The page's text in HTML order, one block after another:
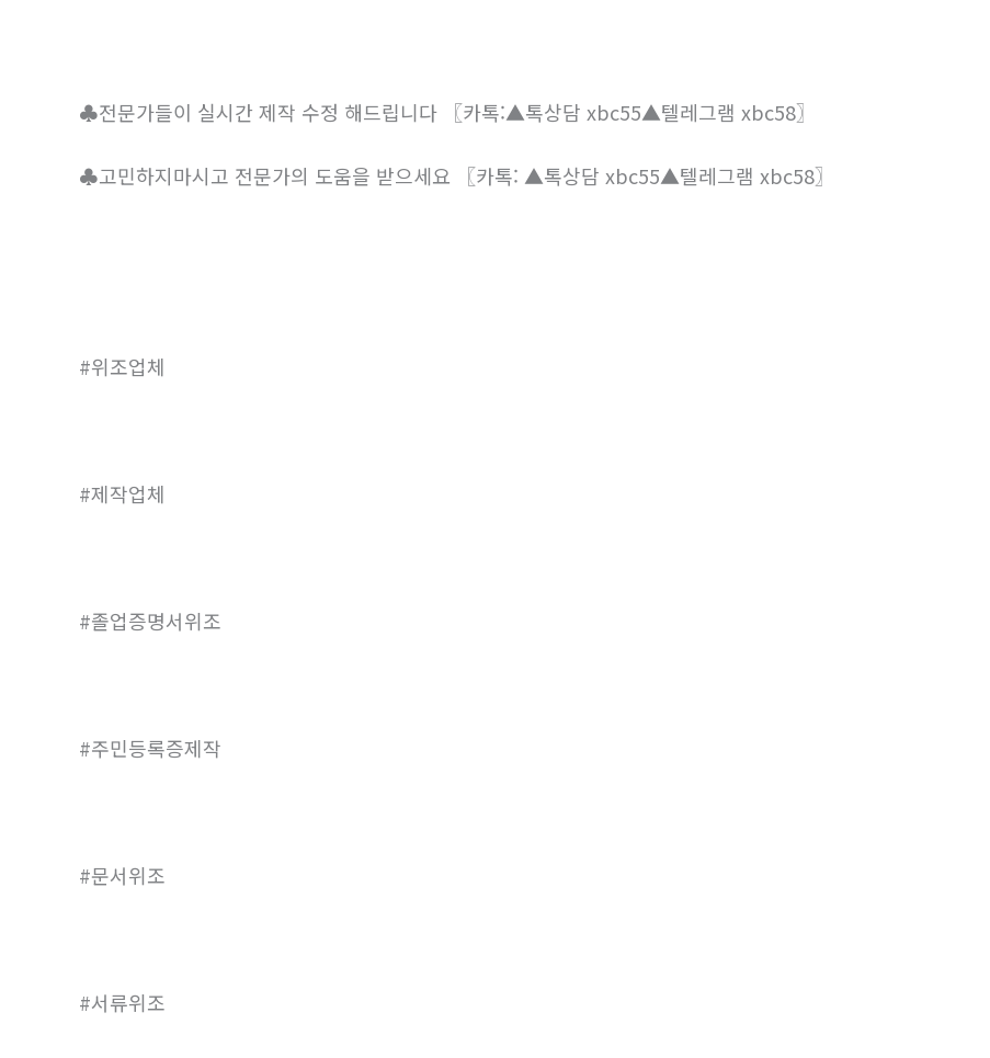
♣전문가들이 실시간 제작 수정 해드립니다 〖카톡:▲톡상담 xbc55▲텔레그램 xbc58〗
♣고민하지마시고 전문가의 도움을 받으세요 〖카톡: ▲톡상담 xbc55▲텔레그램 xbc58〗
#위조업체
#제작업체
#졸업증명서위조
#주민등록증제작
#문서위조
#서류위조